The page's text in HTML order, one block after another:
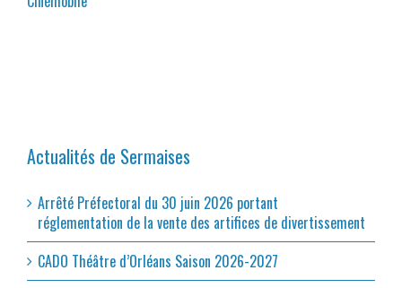
Actualités de Sermaises
Arrêté Préfectoral du 30 juin 2026 portant
réglementation de la vente des artifices de divertissement
CADO Théâtre d’Orléans Saison 2026-2027